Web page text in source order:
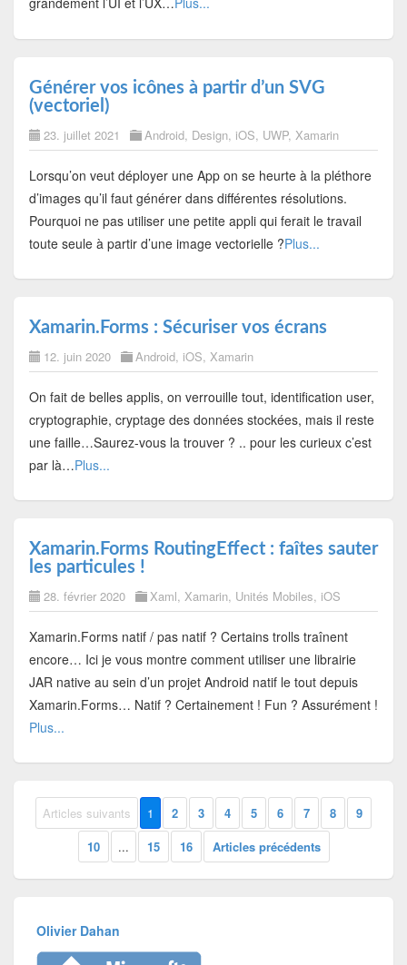
Générer vos icônes à partir d’un SVG
(vectoriel)
23. juillet 2021 Android, Design, iOS, UWP, Xamarin
Lorsqu’on veut déployer une App on se heurte à la pléthore
d’images qu’il faut générer dans différentes résolutions.
Pourquoi ne pas utiliser une petite appli qui ferait le travail
toute seule à partir d’une image vectorielle ?Plus...
Xamarin.Forms : Sécuriser vos écrans
12. juin 2020 Android, iOS, Xamarin
On fait de belles applis, on verrouille tout, identification user,
cryptographie, cryptage des données stockées, mais il reste
une faille…Saurez-vous la trouver ? .. pour les curieux c’est
par là…Plus...
Xamarin.Forms RoutingEffect : faîtes sauter
les particules !
28. février 2020 Xaml, Xamarin, Unités Mobiles, iOS
Xamarin.Forms natif / pas natif ? Certains trolls traînent
encore… Ici je vous montre comment utiliser une librairie
JAR native au sein d’un projet Android natif le tout depuis
Xamarin.Forms… Natif ? Certainement ! Fun ? Assurément !
Plus...
Articles suivants 1 2 3 4 5 6 7 8
9
10
... 15 16 Articles précédents
Olivier Dahan